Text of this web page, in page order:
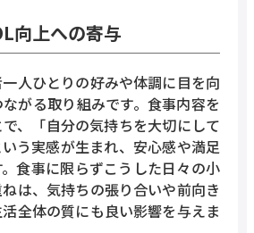
向上への寄与
人ひとりの好みや体調に目を向
がる取り組みです。食事内容を
、「自分の気持ちを大切にして
う実感が生まれ、安心感や満足
食事に限らずこうした日々の小
は、気持ちの張り合いや前向き
全体の質にも良い影響を与えま